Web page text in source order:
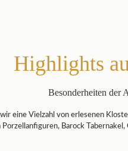
Highlights
Besonderheiten der
eine Vielzahl von erlesenen
Barock